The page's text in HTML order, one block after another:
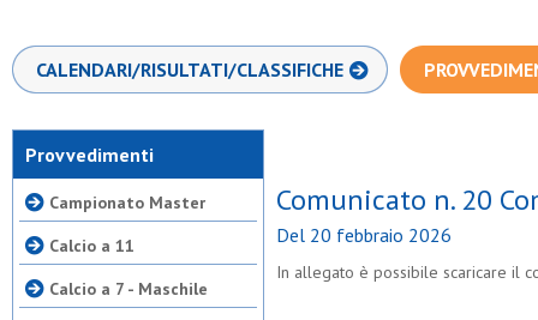
CALENDARI/RISULTATI/CLASSIFICHE
Provvedimenti
Campionato Master
Calcio a 11
Calcio a 7 - Maschile
Comunicato n. 20
Del 20 febbraio 2026
In allegato è possibile scaricare il